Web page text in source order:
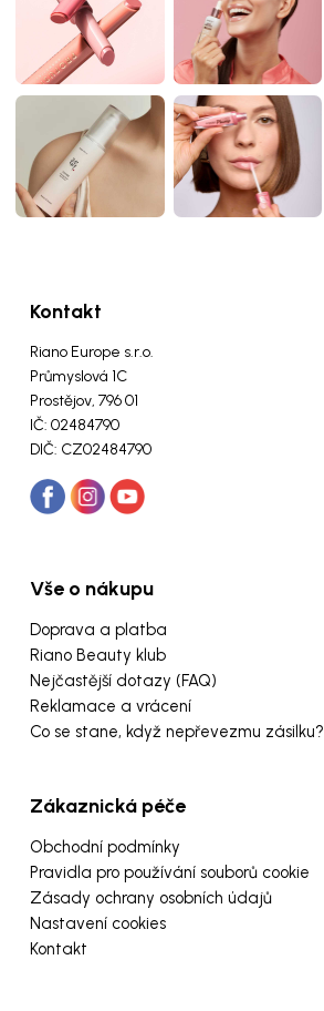
Kontakt
Riano Europe s.r.o.
Průmyslová 1C
Prostějov, 796 01
IČ: 02484790
DIČ: CZ02484790
Vše o nákupu
Doprava a platba
Riano Beauty klub
Nejčastější dotazy (FAQ)
Reklamace a vrácení
Co se stane, když nepřevezmu zásilku?
Zákaznická péče
Obchodní podmínky
Pravidla pro používání souborů cookie
Zásady ochrany osobních údajů
Nastavení cookies
Kontakt